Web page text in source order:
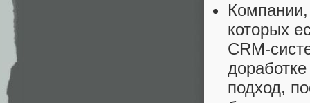
которых
CRM-
подход,